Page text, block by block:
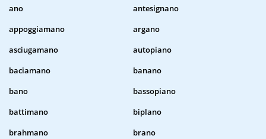
ano
antesignano
appoggiamano
argano
asciugamano
autopiano
baciamano
banano
bano
bassopiano
battimano
biplano
brahmano
brano